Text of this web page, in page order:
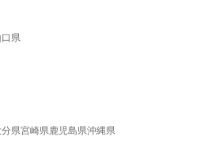
口県
分県宮崎県鹿児島県沖縄県